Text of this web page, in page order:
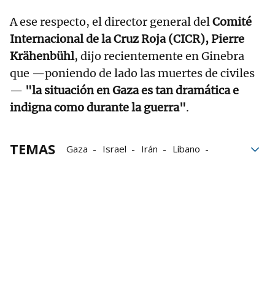
A ese respecto, el director general delComité
Internacional de la Cruz Roja (CICR), Pierre
Krähenbühl, dijo recientemente en Ginebra
que —poniendo de lado las muertes de civiles
— "la situación en Gaza es tan dramática e
indigna como durante la guerra".
TEMAS Gaza Israel Irán
Líbano